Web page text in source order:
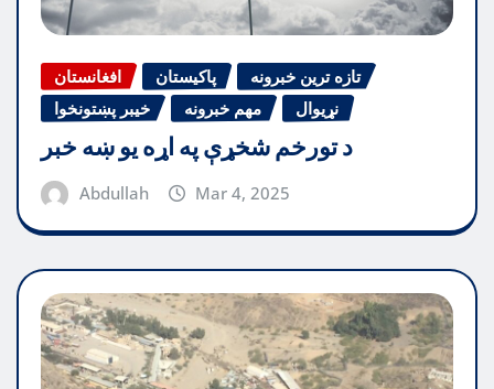
افغانستان پاکیستان
تازه ترین خبرونه
خیبر پښتونخوا
مهم خبرونه نړیوال
د تورخم شخړې په اړه یو ښه خبر
Abdullah Mar 4, 2025